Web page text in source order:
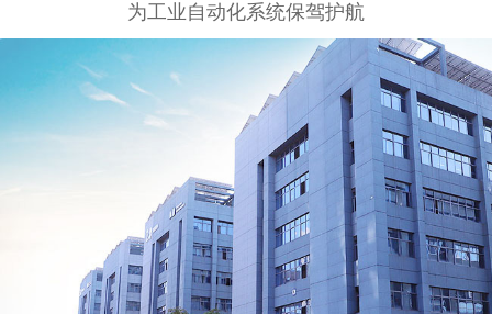
为工业自动化系统保驾护航